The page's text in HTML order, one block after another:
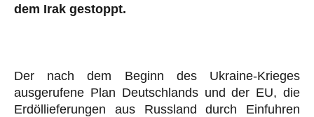
dem Irak gestoppt.
Der nach dem Beginn des Ukraine-Krieges
ausgerufene Plan Deutschlands und der EU, die
Erdöllieferungen aus Russland durch Einfuhren